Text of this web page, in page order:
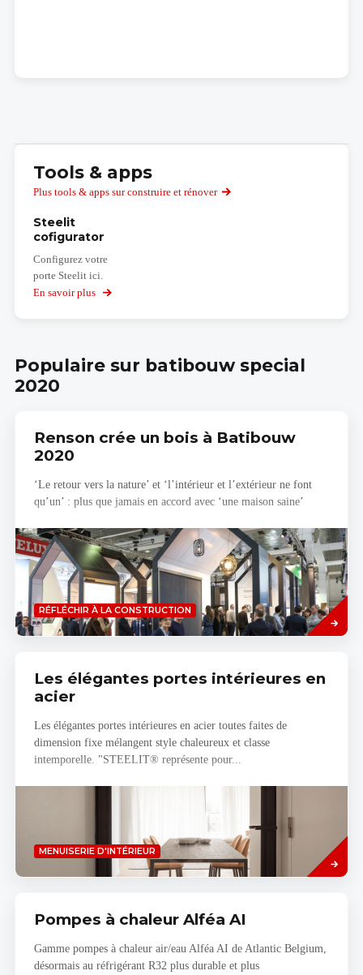
Tools & apps
Plus tools & apps sur construire et rénover
Steelit
cofigurator
Configurez votre
porte Steelit ici.
En savoir plus
sur
Populaire sur batibouw special
2020
Renson crée un bois à Batibouw
2020
‘Le retour vers la nature’ et ‘l’intérieur et l’extérieur ne font
qu’un’ : plus que jamais en accord avec ‘une maison saine’
RÉFLÉCHIR À LA CONSTRUCTION
Savoir
plus
Les élégantes portes intérieures en
acier
Les élégantes portes intérieures en acier toutes faites de
dimension fixe mélangent style chaleureux et classe
intemporelle. "STEELIT® représente pour...
MENUISERIE D'INTÉRIEUR
more
Pompes à chaleur Alféa AI
Gamme pompes à chaleur air/eau Alféa AI de Atlantic Belgium,
désormais au réfrigérant R32 plus durable et plus